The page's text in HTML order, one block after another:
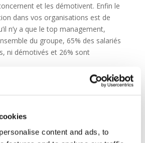
content and ads, to
et les démotivent. Enfin le
dans vos organisations est de
n’y a que le top management,
du groupe, 65% des salariés
ni démotivés et 26% sont
votre société et pour sa
vers une entreprise libérée,